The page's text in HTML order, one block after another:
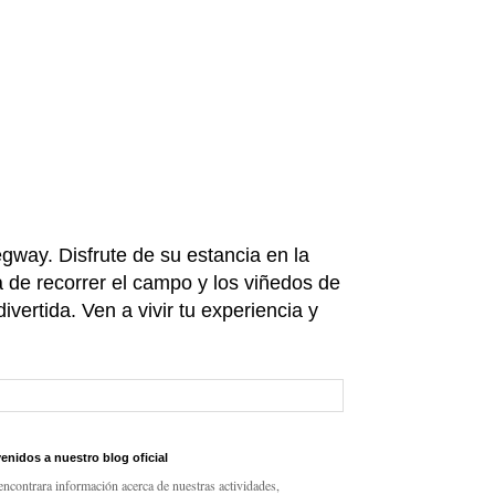
Disfrute de su estancia en la
recorrer el campo y los viñedos de
Ven a vivir tu experiencia y
a nuestro blog oficial
información acerca de nuestras actividades,